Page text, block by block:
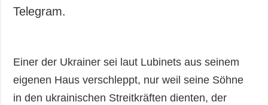
Telegram.
Einer der Ukrainer sei laut Lubinets aus seinem
eigenen Haus verschleppt, nur weil seine Söhne
in den ukrainischen Streitkräften dienten, der